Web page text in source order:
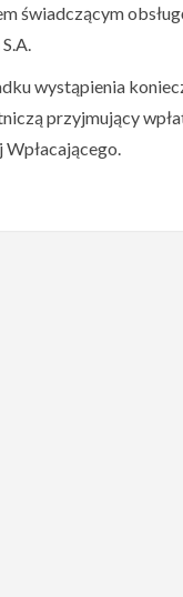
świadczącym
wystąpienia
przyjmujący
Wpłacającego.